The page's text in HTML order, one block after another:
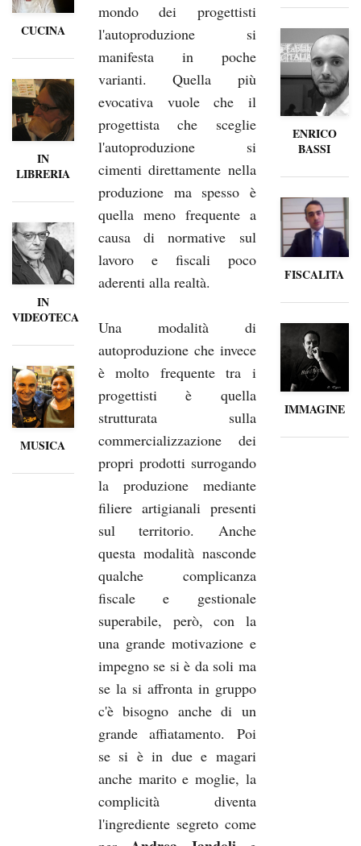
CUCINA
IN
LIBRERIA
IN
VIDEOTECA
MUSICA
mondo dei progettisti
l'autoproduzione si
manifesta in poche
varianti. Quella più
evocativa vuole che il
progettista che sceglie
l'autoproduzione si
cimenti direttamente nella
produzione ma spesso è
quella meno frequente a
causa di normative sul
lavoro e fiscali poco
aderenti alla realtà.
Una modalità di
autoproduzione che invece
è molto frequente tra i
progettisti è quella
strutturata sulla
commercializzazione dei
propri prodotti surrogando
la produzione mediante
filiere artigianali presenti
sul territorio. Anche
questa modalità nasconde
qualche complicanza
fiscale e gestionale
superabile, però, con la
una grande motivazione e
impegno se si è da soli ma
se la si affronta in gruppo
c'è bisogno anche di un
grande affiatamento. Poi
se si è in due e magari
anche marito e moglie, la
complicità diventa
l'ingrediente segreto come
ENRICO
BASSI
FISCALITA
IMMAGINE